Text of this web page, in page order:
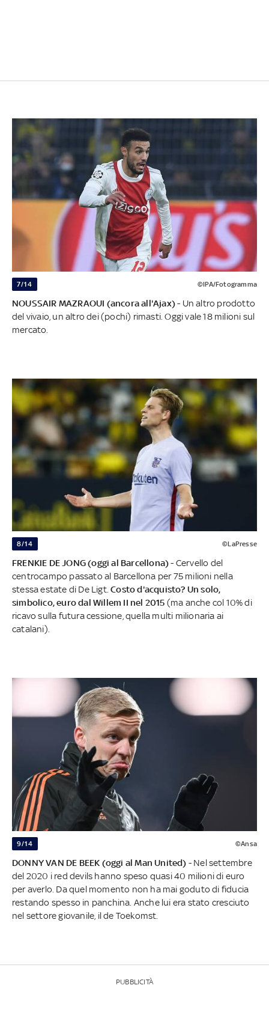
7/14 ©IPA/Fotogramma
NOUSSAIR MAZRAOUI (ancora all'Ajax)- Un altro prodotto
del vivaio, un altro dei (pochi) rimasti. Oggi vale 18 milioni sul
mercato.
8/14 ©LaPresse
FRENKIE DE JONG (oggi al Barcellona)- Cervello del
centrocampo passato al Barcellona per 75 milioni nella
stessa estate di De Ligt.Costo d'acquisto? Un solo,
simbolico, euro dal Willem II nel 2015 (ma anche col 10% di
ricavo sulla futura cessione, quella multi milionaria ai
catalani).
9/14 ©Ansa
DONNY VAN DE BEEK (oggi al Man United) - Nel settembre
del 2020 i red devils hanno speso quasi 40 milioni di euro
per averlo. Da quel momento non ha mai goduto di fiducia
restando spesso in panchina. Anche lui era stato cresciuto
nel settore giovanile, il de Toekomst.
PUBBLICITÀ